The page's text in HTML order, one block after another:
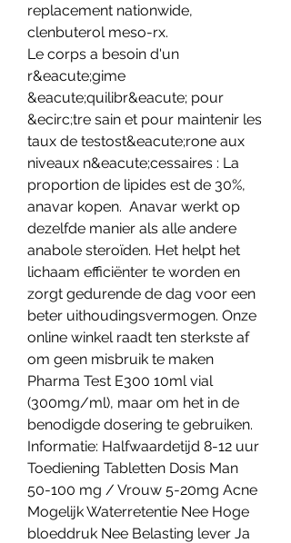
replacement nationwide,
clenbuterol meso-rx.
Le corps a besoin d'un
r&eacute;gime
&eacute;quilibr&eacute; pour
&ecirc;tre sain et pour maintenir les
taux de testost&eacute;rone aux
niveaux n&eacute;cessaires : La
proportion de lipides est de 30%,
anavar kopen.  Anavar werkt op
dezelfde manier als alle andere
anabole steroïden. Het helpt het
lichaam efficiënter te worden en
zorgt gedurende de dag voor een
beter uithoudingsvermogen. Onze
online winkel raadt ten sterkste af
om geen misbruik te maken
Pharma Test E300 10ml vial
(300mg/ml), maar om het in de
benodigde dosering te gebruiken.
Informatie: Halfwaardetijd 8-12 uur
Toediening Tabletten Dosis Man
50-100 mg / Vrouw 5-20mg Acne
Mogelijk Waterretentie Nee Hoge
bloeddruk Nee Belasting lever Ja